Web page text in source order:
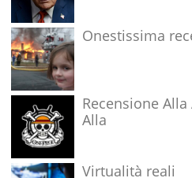
Onestissima
Recensione
Alla
Virtualità reali